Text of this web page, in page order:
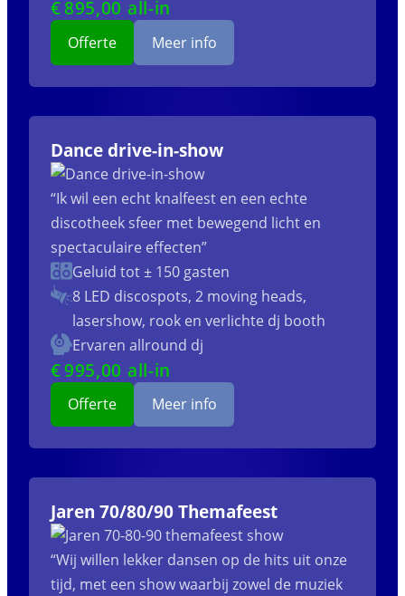
€895,00 all-in
Offerte Meer info
Dance drive-in-show
“Ik wil een echt knalfeest en een echte
discotheek sfeer met bewegend licht en
spectaculaire effecten”
Geluid tot ± 150 gasten
8 LED discospots, 2 moving heads,
lasershow, rook en verlichte dj booth
Ervaren allround dj
€995,00 all-in
Offerte Meer info
Jaren 70/80/90 Themafeest
“Wij willen lekker dansen op de hits uit onze
tijd, met een show waarbij zowel de muziek